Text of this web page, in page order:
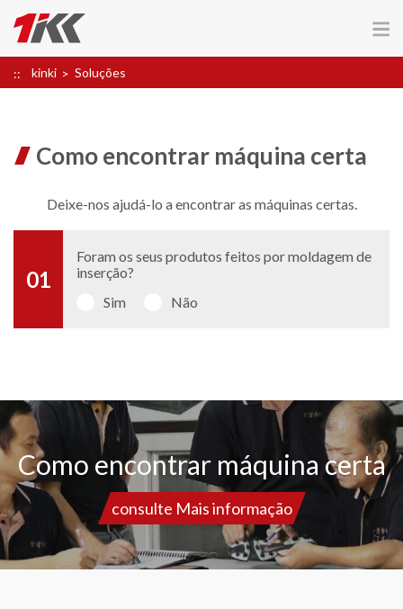
kinki Soluções
Como encontrar máquina certa
Deixe-nos ajudá-lo a encontrar as máquinas certas.
01
Foram os seus produtos feitos por moldagem de
inserção?
Sim
Não
Como encontrar máquina certa
consulte Mais informação